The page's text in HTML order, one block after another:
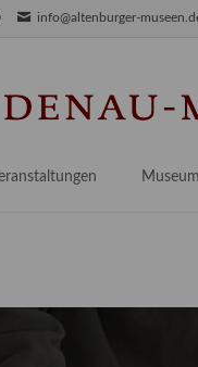
info@altenburger-
Museum